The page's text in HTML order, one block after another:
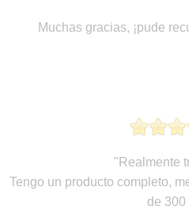
Muchas gracias, ¡pude
"Realmente
Tengo un producto completo,
de 300